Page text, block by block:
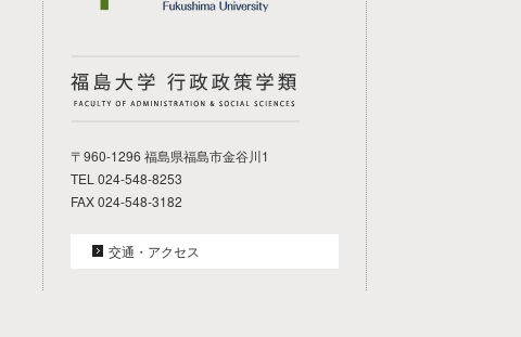
〒960-1296 福島県福島市金谷川1
TEL 024-548-8253
FAX 024-548-3182
交通・アクセス